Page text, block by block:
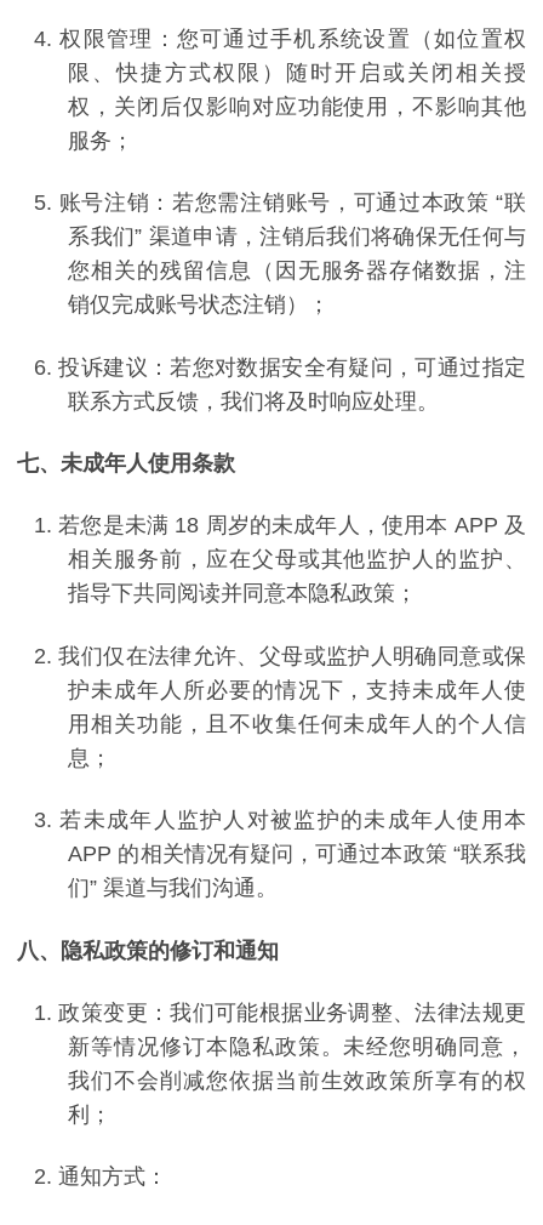
4.权限管理：您可通过手机系统设置（如位置权
限、快捷方式权限）随时开启或关闭相关授
权，关闭后仅影响对应功能使用，不影响其他
服务；
5. 账号注销：若您需注销账号，可通过本政策 “联
系我们” 渠道申请，注销后我们将确保无任何与
您相关的残留信息（因无服务器存储数据，注
销仅完成账号状态注销）；
6.投诉建议：若您对数据安全有疑问，可通过指定
联系方式反馈，我们将及时响应处理。
七、未成年人使用条款
1.若您是未满 18 周岁的未成年人，使用本 APP 及
相关服务前，应在父母或其他监护人的监护、
指导下共同阅读并同意本隐私政策；
2.我们仅在法律允许、父母或监护人明确同意或保
护未成年人所必要的情况下，支持未成年人使
用相关功能，且不收集任何未成年人的个人信
息；
3.若未成年人监护人对被监护的未成年人使用本
APP 的相关情况有疑问，可通过本政策 “联系我
们”渠道与我们沟通。
八、隐私政策的修订和通知
1.政策变更：我们可能根据业务调整、法律法规更
新等情况修订本隐私政策。未经您明确同意，
我们不会削减您依据当前生效政策所享有的权
利；
2. 通知方式：